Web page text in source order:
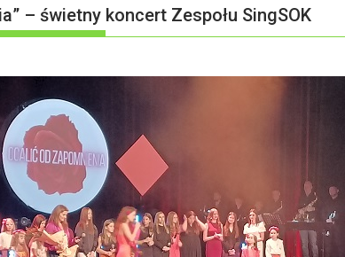
– świetny koncert Zespołu SingSOK